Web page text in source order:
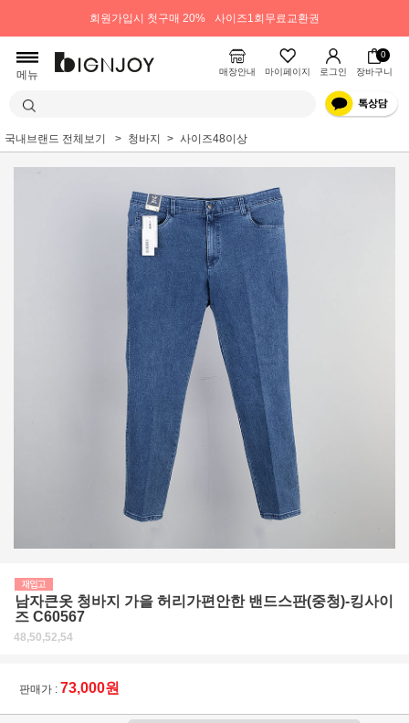
회원가입시 첫구매 20% 사이즈1회무료교환권
메뉴 매장안내 마이페이지 로그인
0
장바구니
국내브랜드 전체보기 청바지 사이즈48이상
남자큰옷 청바지 가을 허리가편안한 밴드스판(중청)-킹사이
즈 C60567
48,50,52,54
판매가 : 73,000원